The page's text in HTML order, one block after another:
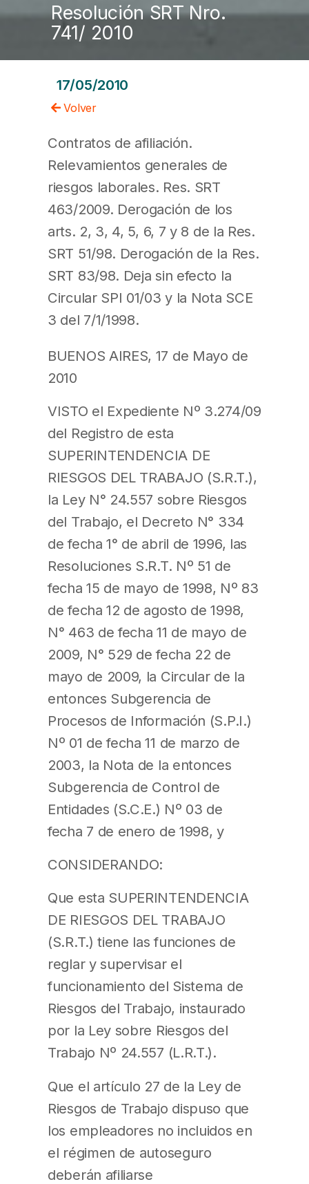
Resolución SRT Nro.
741/ 2010
17/05/2010
Volver
Contratos de afiliación.
Relevamientos generales de
riesgos laborales. Res. SRT
463/2009. Derogación de los
arts. 2, 3, 4, 5, 6, 7 y 8 de la Res.
SRT 51/98. Derogación de la Res.
SRT 83/98. Deja sin efecto la
Circular SPI 01/03 y la Nota SCE
3 del 7/1/1998.
BUENOS AIRES, 17 de Mayo de
2010
VISTO el Expediente Nº 3.274/09
del Registro de esta
SUPERINTENDENCIA DE
RIESGOS DEL TRABAJO (S.R.T.),
la Ley N° 24.557 sobre Riesgos
del Trabajo, el Decreto N° 334
de fecha 1° de abril de 1996, las
Resoluciones S.R.T. Nº 51 de
fecha 15 de mayo de 1998, Nº 83
de fecha 12 de agosto de 1998,
N° 463 de fecha 11 de mayo de
2009, N° 529 de fecha 22 de
mayo de 2009, la Circular de la
entonces Subgerencia de
Procesos de Información (S.P.I.)
Nº 01 de fecha 11 de marzo de
2003, la Nota de la entonces
Subgerencia de Control de
Entidades (S.C.E.) Nº 03 de
fecha 7 de enero de 1998, y
CONSIDERANDO:
Que esta SUPERINTENDENCIA
DE RIESGOS DEL TRABAJO
(S.R.T.) tiene las funciones de
reglar y supervisar el
funcionamiento del Sistema de
Riesgos del Trabajo, instaurado
por la Ley sobre Riesgos del
Trabajo Nº 24.557 (L.R.T.).
Que el artículo 27 de la Ley de
Riesgos de Trabajo dispuso que
los empleadores no incluidos en
el régimen de autoseguro
deberán afiliarse